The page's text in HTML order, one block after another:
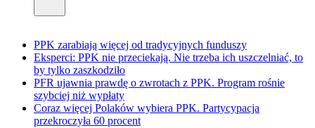
PPK zarabiają więcej od tradycyjnych funduszy
Eksperci: PPK nie przeciekają. Nie trzeba ich uszczelniać, to
by tylko zaszkodziło
PFR ujawnia prawdę o zwrotach z PPK. Program rośnie
szybciej niż wypłaty
Coraz więcej Polaków wybiera PPK. Partycypacja
przekroczyła 60 procent